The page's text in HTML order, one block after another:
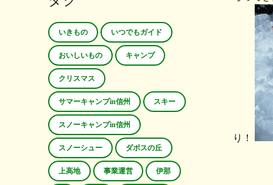
り！
いきもの いつでもガイド
おいしいもの キャンプ
クリスマス
サマーキャンプin信州 スキー
スノーキャンプin信州
スノーシュー ダボスの丘
上高地 事業運営 伊那